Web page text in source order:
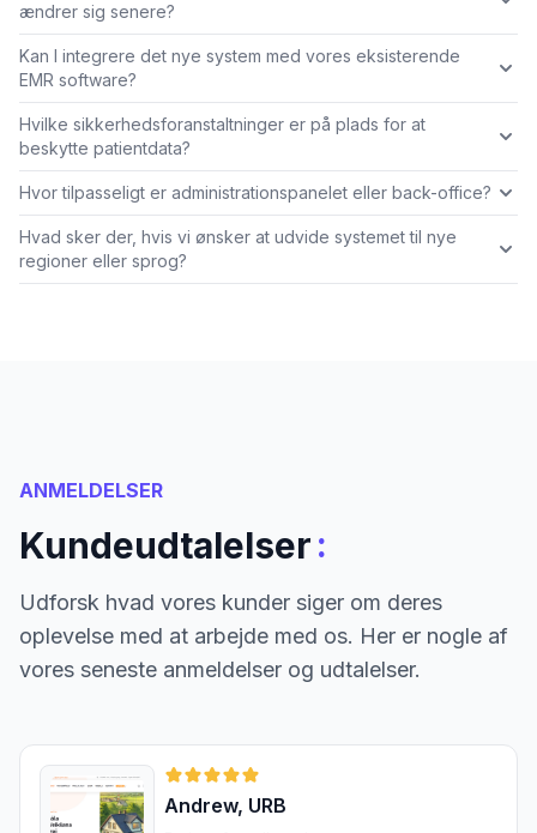
ændrer sig senere?
Kan I integrere det nye system med vores eksisterende
EMR software?
Hvilke sikkerhedsforanstaltninger er på plads for at
beskytte patientdata?
Hvor tilpasseligt er administrationspanelet eller back-office?
Hvad sker der, hvis vi ønsker at udvide systemet til nye
regioner eller sprog?
ANMELDELSER
Kundeudtalelser:
Udforsk hvad vores kunder siger om deres
oplevelse med at arbejde med os. Her er nogle af
vores seneste anmeldelser og udtalelser.
Andrew, URB